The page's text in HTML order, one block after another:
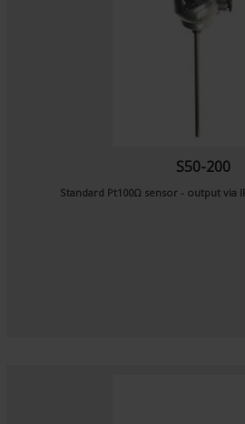
S50-200
Standard Pt100Ω sensor - output via